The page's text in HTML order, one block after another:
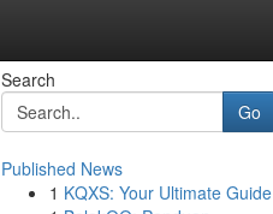
Search
Go
Published News
1 KQXS: Your Ultimate Guide